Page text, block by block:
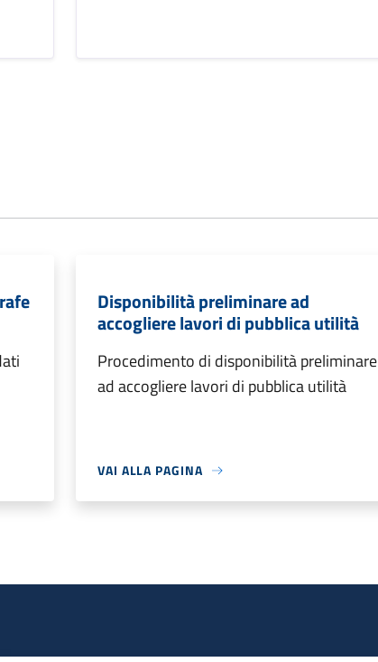
Disponibilità preliminare ad
accogliere lavori di pubblica utilità
Procedimento di disponibilità preliminare
ad accogliere lavori di pubblica utilità
VAI ALLA PAGINA